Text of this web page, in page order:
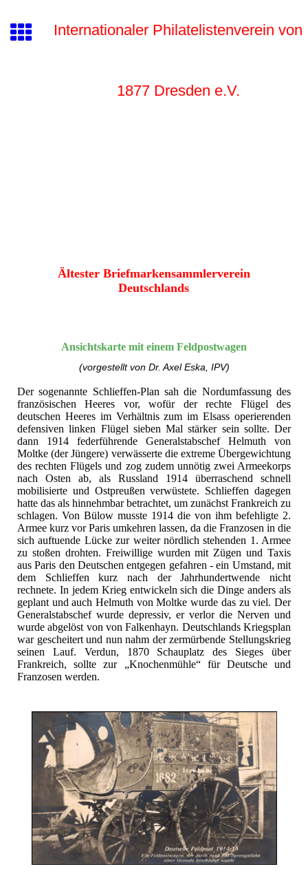
Internationaler Philatelistenverein von
1877 Dresden e.V.
Ältester Briefmarkensammlerverein
Deutschlands
Ansichtskarte mit einem Feldpostwagen
(vorgestellt von Dr. Axel Eska, IPV)
Der sogenannte Schlieffen-Plan sah die Nordumfassung des
französischen Heeres vor, wofür der rechte Flügel des
deutschen Heeres im Verhältnis zum im Elsass operierenden
defensiven linken Flügel sieben Mal stärker sein sollte. Der
dann 1914 federführende Generalstabschef Helmuth von
Moltke (der Jüngere) verwässerte die extreme Übergewichtung
des rechten Flügels und zog zudem unnötig zwei Armeekorps
nach Osten ab, als Russland 1914 überraschend schnell
mobilisierte und Ostpreußen verwüstete. Schlieffen dagegen
hatte das als hinnehmbar betrachtet, um zunächst Frankreich zu
schlagen. Von Bülow musste 1914 die von ihm befehligte 2.
Armee kurz vor Paris umkehren lassen, da die Franzosen in die
sich auftuende Lücke zur weiter nördlich stehenden 1. Armee
zu stoßen drohten. Freiwillige wurden mit Zügen und Taxis
aus Paris den Deutschen entgegen gefahren - ein Umstand, mit
dem Schlieffen kurz nach der Jahrhundertwende nicht
rechnete. In jedem Krieg entwickeln sich die Dinge anders als
geplant und auch Helmuth von Moltke wurde das zu viel. Der
Generalstabschef wurde depressiv, er verlor die Nerven und
wurde abgelöst von von Falkenhayn. Deutschlands Kriegsplan
war gescheitert und nun nahm der zermürbende Stellungskrieg
seinen Lauf. Verdun, 1870 Schauplatz des Sieges über
Frankreich, sollte zur „Knochenmühle“ für Deutsche und
Franzosen werden.